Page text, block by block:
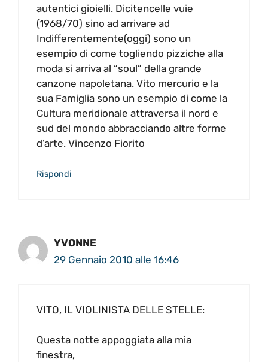
autentici gioielli. Dicitencelle vuie
(1968/70) sino ad arrivare ad
Indifferentemente(oggi) sono un
esempio di come togliendo pizziche alla
moda si arriva al “soul” della grande
canzone napoletana. Vito mercurio e la
sua Famiglia sono un esempio di come la
Cultura meridionale attraversa il nord e
sud del mondo abbracciando altre forme
d’arte. Vincenzo Fiorito
Rispondi
YVONNE
29 Gennaio 2010 alle 16:46
VITO, IL VIOLINISTA DELLE STELLE:
Questa notte appoggiata alla mia
finestra,